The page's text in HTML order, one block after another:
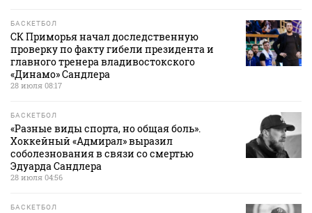
БАСКЕТБОЛ
СК Приморья начал доследственную
проверку по факту гибели президента и
главного тренера владивостокского
«Динамо» Сандлера
28 июля 08:17
БАСКЕТБОЛ
«Разные виды спорта, но общая боль».
Хоккейный «Адмирал» выразил
соболезнования в связи со смертью
Эдуарда Сандлера
28 июля 04:56
БАСКЕТБОЛ